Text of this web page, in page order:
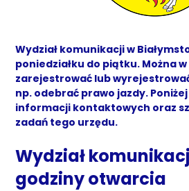
Wydział komunikacji w
poniedziałku do piątku. Można
zarejestrować lub
np. odebrać prawo jazdy.
informacji kontaktowych oraz
zadań tego urzędu.
Wydział
godziny otwarcia